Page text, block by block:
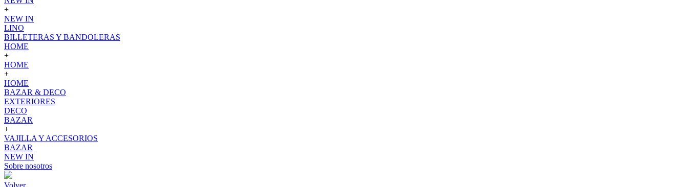
+
NEW IN
LINO
BILLETERAS Y BANDOLERAS
HOME
+
HOME
+
HOME
BAZAR & DECO
EXTERIORES
DECO
BAZAR
+
VAJILLA Y ACCESORIOS
BAZAR
NEW IN
Sobre nosotros
Volver